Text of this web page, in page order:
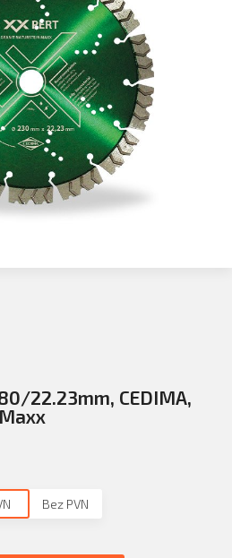
22.23mm, CEDIMA,
Bez PVN